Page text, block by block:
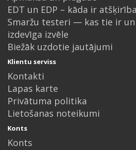
EDT un EDP – kāda ir
Smaržu testeri — kas tie ir
izdevīga izvēle
Biežāk uzdotie jautājumi
Klientu serviss
Kontakti
Lapas karte
Privātuma politika
Lietošanas noteikumi
Konts
Konts